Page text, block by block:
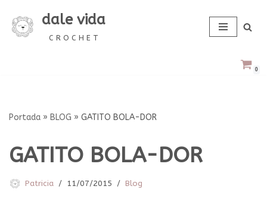
Saltar
dale vida
C R O C H E T
0
Portada » BLOG » GATITO BOLA-DOR
GATITO BOLA-DOR
Patricia 11/07/2015 Blog